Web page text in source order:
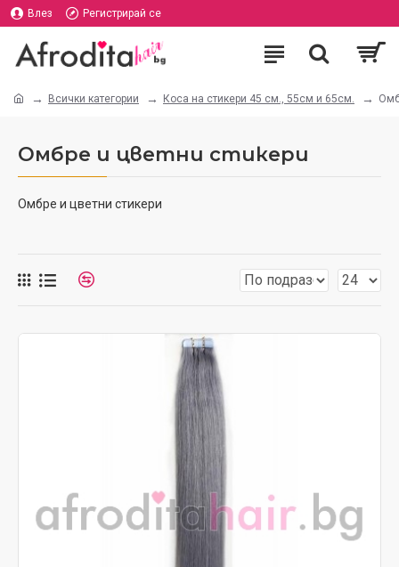
Влез Регистрирай се
Всички категории Коса на стикери 45 см., 55см и 65см.
Омбре и цветни стикери
Омбре и цветни стикери